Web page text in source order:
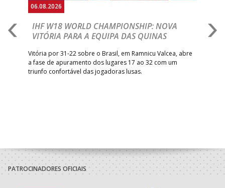
06.08.2026
IHF W18 WORLD CHAMPIONSHIP: NOVA
VITÓRIA PARA A EQUIPA DAS QUINAS
Vitória por 31-22 sobre o Brasil, em Ramnicu Valcea, abre
a fase de apuramento dos lugares 17 ao 32 com um
triunfo confortável das jogadoras lusas.
PATROCINADORES OFICIAIS